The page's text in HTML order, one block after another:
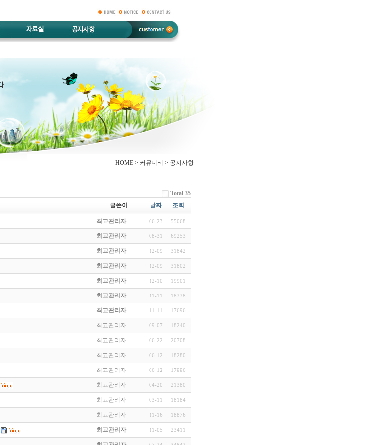
HOME > 커뮤니티 > 공지사항
Total 35
글쓴이 날짜 조회
최고관리자 06-23 55068
최고관리자 08-31 69253
최고관리자 12-09 31842
최고관리자 12-09 31802
최고관리자 12-10 19901
최고관리자 11-11 18228
최고관리자 11-11 17696
최고관리자 09-07 18240
최고관리자 06-22 20708
최고관리자 06-12 18280
최고관리자 06-12 17996
최고관리자 04-20 21380
최고관리자 03-11 18184
최고관리자 11-16 18876
최고관리자 11-05 23411